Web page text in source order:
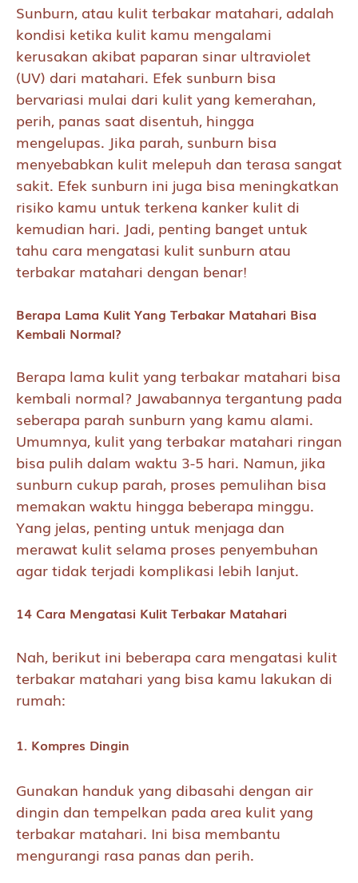
Sunburn, atau kulit terbakar matahari, adalah
kondisi ketika kulit kamu mengalami
kerusakan akibat paparan sinar ultraviolet
(UV) dari matahari. Efek sunburn bisa
bervariasi mulai dari kulit yang kemerahan,
perih, panas saat disentuh, hingga
mengelupas. Jika parah, sunburn bisa
menyebabkan kulit melepuh dan terasa sangat
sakit. Efek sunburn ini juga bisa meningkatkan
risiko kamu untuk terkena kanker kulit di
kemudian hari. Jadi, penting banget untuk
tahu cara mengatasi kulit sunburn atau
terbakar matahari dengan benar!
Berapa Lama Kulit Yang Terbakar Matahari Bisa
Kembali Normal?
Berapa lama kulit yang terbakar matahari bisa
kembali normal? Jawabannya tergantung pada
seberapa parah sunburn yang kamu alami.
Umumnya, kulit yang terbakar matahari ringan
bisa pulih dalam waktu 3-5 hari. Namun, jika
sunburn cukup parah, proses pemulihan bisa
memakan waktu hingga beberapa minggu.
Yang jelas, penting untuk menjaga dan
merawat kulit selama proses penyembuhan
agar tidak terjadi komplikasi lebih lanjut.
14 Cara Mengatasi Kulit Terbakar Matahari
Nah, berikut ini beberapa cara mengatasi kulit
terbakar matahari yang bisa kamu lakukan di
rumah:
1. Kompres Dingin
Gunakan handuk yang dibasahi dengan air
dingin dan tempelkan pada area kulit yang
terbakar matahari. Ini bisa membantu
mengurangi rasa panas dan perih.